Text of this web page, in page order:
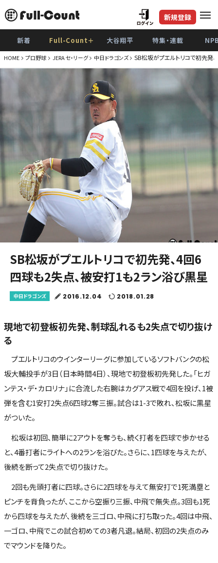
新規登録
新着 Full-Count＋ 大谷翔平 特集・連載
HOME プロ野球 JERA セ・リーグ 中日ドラゴンズ SB松坂がプエルトリコで初先発
SB松坂がプエルトリコで初先発、4回6
四球も2失点、被安打1も2ラン浴び黒星
中日ドラゴンズ 2016.12.04 2018.01.28
現地で初登板初先発、制球乱れるも2失点で切り抜け
る
プエルトリコのウインターリーグに参加しているソフトバンクの松
坂大輔投手が3日（日本時間4日）、現地で初登板初先発した。「ヒガ
ンテス・デ・カロリナ」に合流した右腕はカグアス戦で4回を投げ、1被
弾を含む1安打2失点6四球2奪三振。試合は1-3で敗れ、松坂に黒星
がついた。
松坂は初回、簡単に2アウトを奪うも、続く打者を四球で歩かせる
と、4番打者にライトへの2ランを浴びた。さらに、1四球を与えたが、
後続を断って2失点で切り抜けた。
2回も先頭打者に四球。さらに2四球を与えて無安打で1死満塁と
ピンチを背負ったが、ここから空振り三振、中飛で無失点。3回も1死
から四球を与えたが、後続を三ゴロ、中飛に打ち取った。4回は中飛、
一ゴロ、中飛でこの試合初めての3者凡退。結局、初回の2失点のみ
でマウンドを降りた。